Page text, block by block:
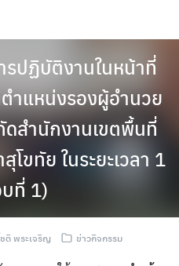
รปฏิบัติงานในหน้าที่
ำแหน่งรองผู้อำนวย
สำนักงานเขตพื้นที่
ขทัย ในระยะเวลา 1
ที่ 1)
ชติ พระเจริญ ข่าวกิจกรรม